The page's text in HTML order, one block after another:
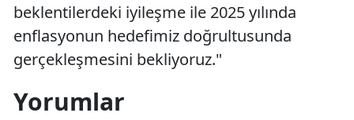
beklentilerdeki iyileşme ile 2025 yılında
enflasyonun hedefimiz doğrultusunda
gerçekleşmesini bekliyoruz."
Yorumlar